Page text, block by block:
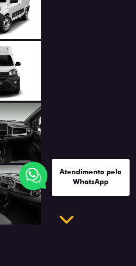
Atendimento pelo
WhatsApp